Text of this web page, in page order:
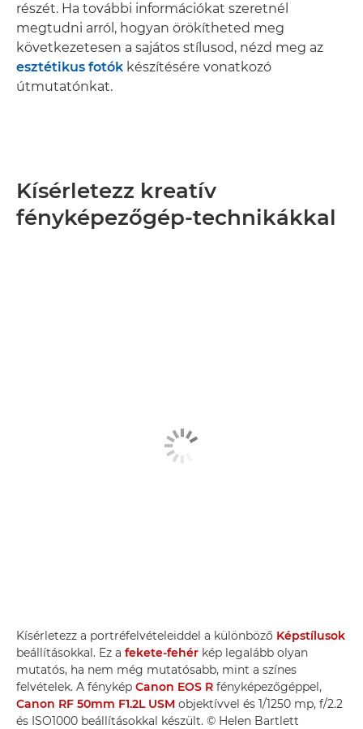
részét. Ha további információkat szeretnél
megtudni arról, hogyan örökítheted meg
következetesen a sajátos stílusod, nézd meg az
esztétikus fotók készítésére vonatkozó
útmutatónkat.
Kísérletezz kreatív
fényképezőgép-technikákkal
Kísérletezz a portréfelvételeiddel a különböző Képstílusok
beállításokkal. Ez a fekete-fehér kép legalább olyan
mutatós, ha nem még mutatósabb, mint a színes
felvételek. A fénykép Canon EOS R fényképezőgéppel,
Canon RF 50mm F1.2L USM objektívvel és 1/1250 mp, f/2.2
és ISO1000 beállításokkal készült. © Helen Bartlett